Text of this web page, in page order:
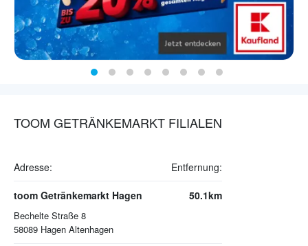
TOOM GETRÄNKEMARKT FILIALEN
Adresse: Entfernung:
toom Getränkemarkt Hagen
Bechelte Straße 8
58089 Hagen Altenhagen
50.1km